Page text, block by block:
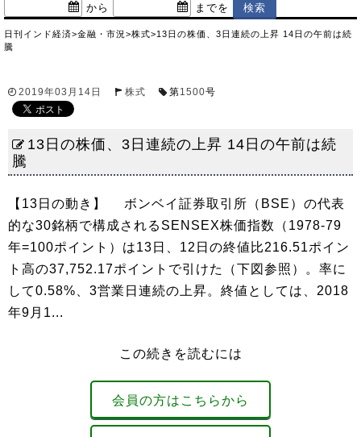
から
までを
日刊インド経済>金融・市況 >株式>13日の株価、3日連続の上昇 14日の午前は続
騰
2019年03月14日 株式 第1500号
13日の株価、3日連続の上昇 14日の午前は続
騰
【13日の動き】 ボンベイ証券取引所（BSE）の代表
的な30銘柄で構成されるSENSEX株価指数（1978-79
年=100ポイント）は13日、12日の終値比216.51ポイン
ト高の37,752.17ポイントで引けた（下図参照）。率に
して0.58%、3営業日連続の上昇。終値としては、2018
年9月1...
この続きを読むには
会員の方はこちらから